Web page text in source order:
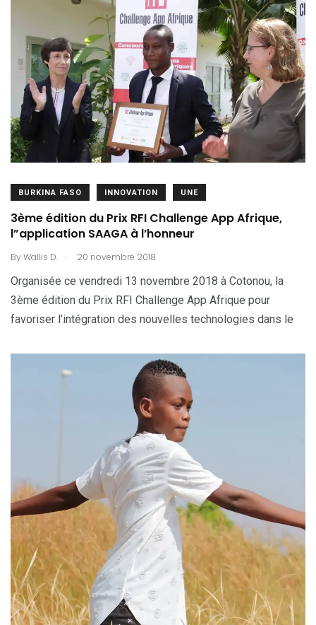
BURKINA FASO INNOVATION UNE
3ème édition du Prix RFI Challenge App Afrique,
l”application SAAGA à l’honneur
ByWallis D. . 20 novembre 2018
Organisée ce vendredi 13 novembre 2018 à Cotonou, la
3ème édition du Prix RFI Challenge App Afrique pour
favoriser l’intégration des nouvelles technologies dans le